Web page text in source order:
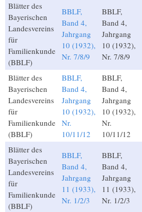
Blätter des
Bayerischen
Landesvereins
für
Familienkunde
(BBLF)
BBLF,
Band 4,
Jahrgang
10 (1932),
Nr. 7/8/9
BBLF,
Band 4,
Jahrgang
10 (1932),
Nr. 7/8/9
Blätter des
Bayerischen
Landesvereins
für
Familienkunde
(BBLF)
BBLF,
Band 4,
Jahrgang
10 (1932),
Nr.
10/11/12
BBLF,
Band 4,
Jahrgang
10 (1932),
Nr.
10/11/12
Blätter des
Bayerischen
Landesvereins
für
Familienkunde
(BBLF)
BBLF,
Band 4,
Jahrgang
11 (1933),
Nr. 1/2/3
BBLF,
Band 4,
Jahrgang
11 (1933),
Nr. 1/2/3